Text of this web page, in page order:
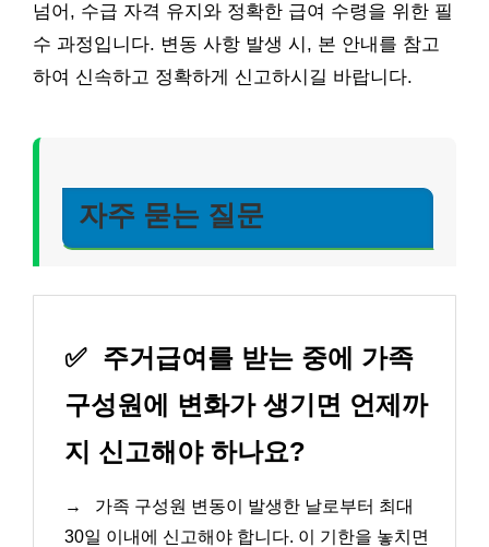
넘어, 수급 자격 유지와 정확한 급여 수령을 위한 필
수 과정입니다. 변동 사항 발생 시, 본 안내를 참고
하여 신속하고 정확하게 신고하시길 바랍니다.
자주 묻는 질문
✅ 주거급여를 받는 중에 가족
구성원에 변화가 생기면 언제까
지 신고해야 하나요?
→
가족 구성원 변동이 발생한 날로부터 최대
30일 이내에 신고해야 합니다. 이 기한을 놓치면